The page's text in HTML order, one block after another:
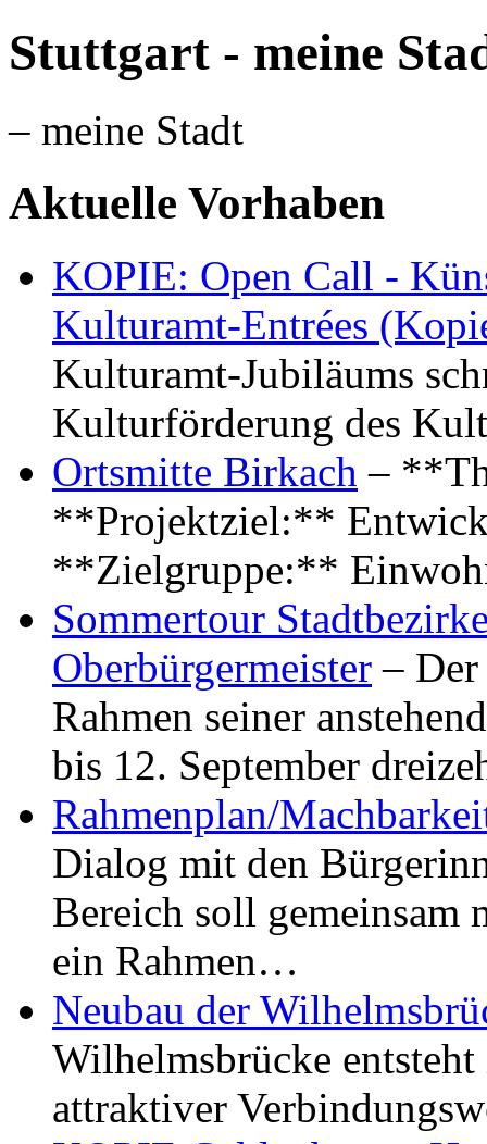
Stuttgart - meine
– meine Stadt
Aktuelle Vorhaben
KOPIE: Open Call -
Kulturamt-Entrées
Kulturamt-Jubiläums
Kulturförderung des
Ortsmitte Birkach –
**Projektziel:**
**Zielgruppe:**
Sommertour
Oberbürgermeister –
Rahmen seiner
bis 12. September
Rahmenplan/
Dialog mit den
Bereich soll gemeinsam
ein Rahmen…
Neubau der
Wilhelmsbrücke
attraktiver